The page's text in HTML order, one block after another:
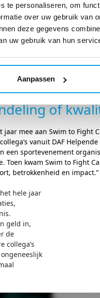
te personaliseren, om
over uw gebruik van
deze gegevens
uw gebruik van hun
Aanpassen
of
jaar mee aan Swim to Fight
vanuit DAF
een sportevenement
Toen kwam Swim to Fight
betrokkenheid en impact.”
hele jaar
geld in,
de
collega’s